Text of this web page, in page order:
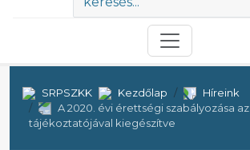
SRPSZKK Kezdőlap
Híreink
A 2020. évi érettségi szabályozása
tájékoztatójával kiegészítve